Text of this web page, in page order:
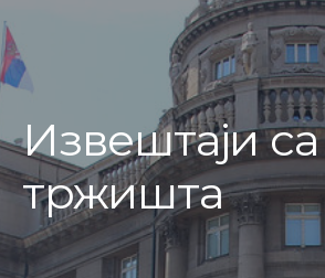
Извештаји са
тржишта